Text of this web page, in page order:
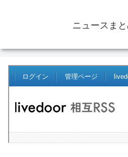
ニュースま